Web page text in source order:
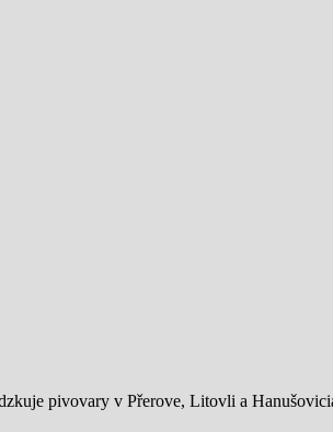
pivovary v Přerove, Litovli a